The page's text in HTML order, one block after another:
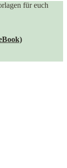
für euch